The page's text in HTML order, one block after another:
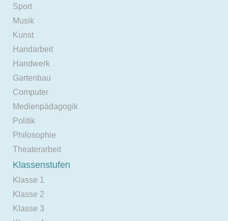
Sport
Musik
Kunst
Handarbeit
Handwerk
Gartenbau
Computer
Medienpädagogik
Politik
Philosophie
Theaterarbeit
Klassenstufen
Klasse 1
Klasse 2
Klasse 3